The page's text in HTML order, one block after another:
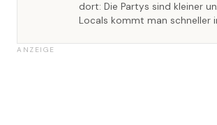
dort: Die Partys sind kleiner
Locals kommt man schneller
ANZEIGE